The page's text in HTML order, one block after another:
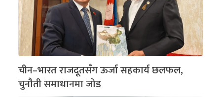
चीन–भारत राजदूतसँग ऊर्जा सहकार्य छलफल,
चुनौती समाधानमा जोड